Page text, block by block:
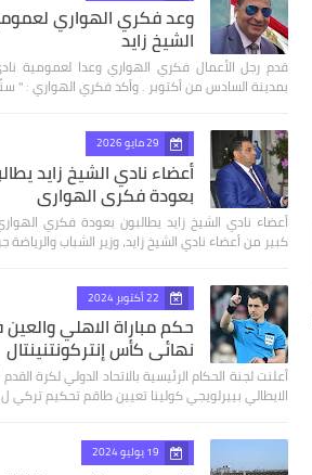
وعد فكري الهواري
الشيخ زايد
قدم رجل الأعمال فكري الهواري وعدا لعمومية
بمدينة السادس من أكتوبر . وأكد فكري الهواري : "
29 مايو 2026
أعضاء نادي الشيخ زايد
بعودة فكري الهواري
أعضاء نادي الشيخ زايد يطالبون بعودة فكري
كبير من أعضاء نادي الشيخ زايد، وزير الشباب
22 أكتوبر 2024
حكم مباراة الاهلي
نهائى كأس إنتركونتنينتال
أعلنت لجنة الحكام الرئيسية بالاتحاد الدولي لكرة
الايطالي بييرلويجي كولينا تعيين طاقم تحكيم تركي
19 يوليو 2024